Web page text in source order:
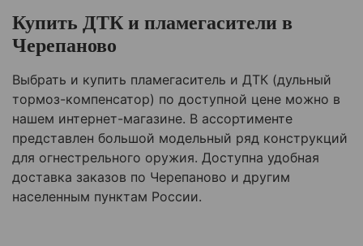
Купить ДТК и пламегасители в
Черепаново
Выбрать и купить пламегаситель и ДТК (дульный
тормоз-компенсатор) по доступной цене можно в
нашем интернет-магазине. В ассортименте
представлен большой модельный ряд конструкций
для огнестрельного оружия. Доступна удобная
доставка заказов по Черепаново и другим
населенным пунктам России.